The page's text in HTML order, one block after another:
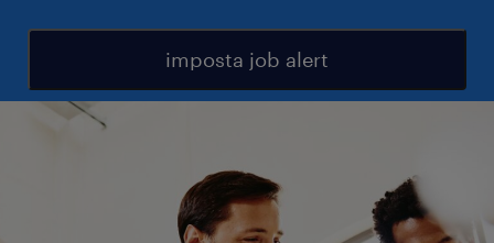
imposta job alert